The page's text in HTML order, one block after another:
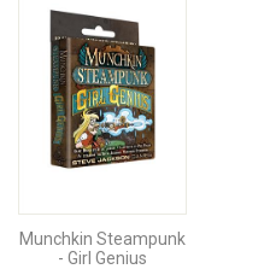
Munchkin Steampunk
- Girl Genius